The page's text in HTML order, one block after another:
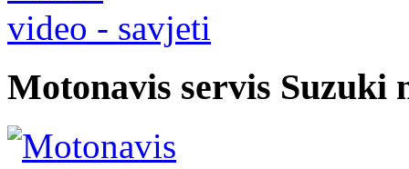
video - savjeti
Motonavis servis Suzuki